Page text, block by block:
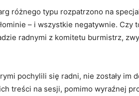
różnego typu rozpatrzono na
– i wszystkie negatywnie. Czy
radnymi z komitetu burmistrz,
pochylili się radni, nie zostały im
treści na sesji, pomimo wyraźnej